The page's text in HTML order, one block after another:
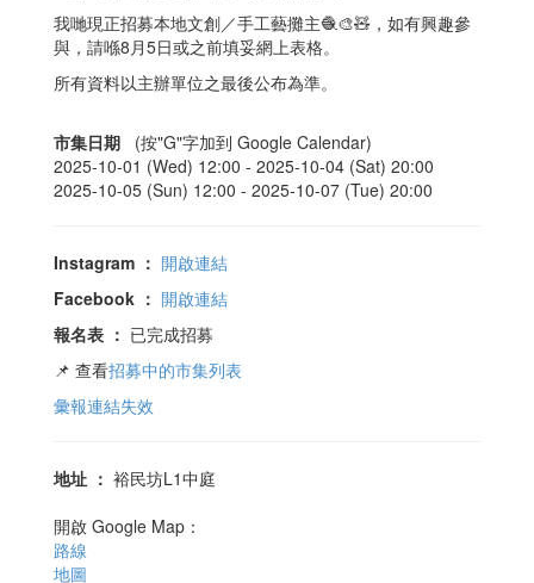
我哋現正招募本地文創／手工藝攤主🧶🎨🧸，如有興趣參
與，請喺8月5日或之前填妥網上表格。
所有資料以主辦單位之最後公布為準。
市集日期
(按"G"字加到 Google Calendar)
2025-10-01 (Wed) 12:00 - 2025-10-04 (Sat) 20:00
2025-10-05 (Sun) 12:00 - 2025-10-07 (Tue) 20:00
Instagram ： 開啟連結
Facebook ： 開啟連結
報名表 ： 已完成招募
📌 查看招募中的市集列表
彙報連結失效
地址 ： 裕民坊L1中庭
開啟 Google Map：
路線
地圖